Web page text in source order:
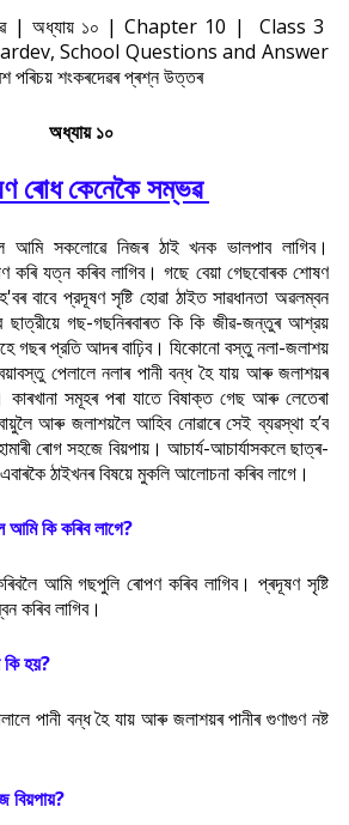
| অধ্যায় ১০ | Chapter 10 | Class 3
School Questions and Answer
পৰিচয় শংকৰদেৱৰ প্ৰশ্ন উত্তৰ
অধ্যায় ১০
ৰোধ কেনেকৈ সম্ভৱ
আমি সকলােৱে নিজৰ ঠাই খনক ভালপাব লাগিব।
কৰি যত্ন কৰিব লাগিব। গছে বেয়া গেছবােৰক শােষণ
বাবে প্রদূষণ সৃষ্টি হােৱা ঠাইত সাৱধানতা অৱলম্বন
ছাত্রীয়ে গছ-গছনিৰবাৰত কি কি জীৱ-জন্তুৰ আশ্রয়
গছৰ প্রতি আদৰ বাঢ়িব। যিকোনাে বস্তু নলা-জলাশয়
পেলালে নলাৰ পানী বন্ধ হৈ যায় আৰু জলাশয়ৰ
কাৰখানা সমূহৰ পৰা যাতে বিষাক্ত গেছ আৰু লেতেৰা
আৰু জলাশয়লৈ আহিব নােৱাৰে সেই ব্যৱস্থা হ’ব
ৰােগ সহজে বিয়পায়। আচার্য-আচার্যাসকলে ছাত্ৰ-
ঠাইখনৰ বিষয়ে মুকলি আলােচনা কৰিব লাগে।
আমি কি কৰিব লাগে?
আমি গছপুলি ৰোপণ কৰিব লাগিব। প্ৰদূষণ সৃষ্টি
কৰিব লাগিব।
কি হয়?
পানী বন্ধ হৈ যায় আৰু জলাশয়ৰ পানীৰ গুণাগুণ নষ্ট
বিয়পায়?